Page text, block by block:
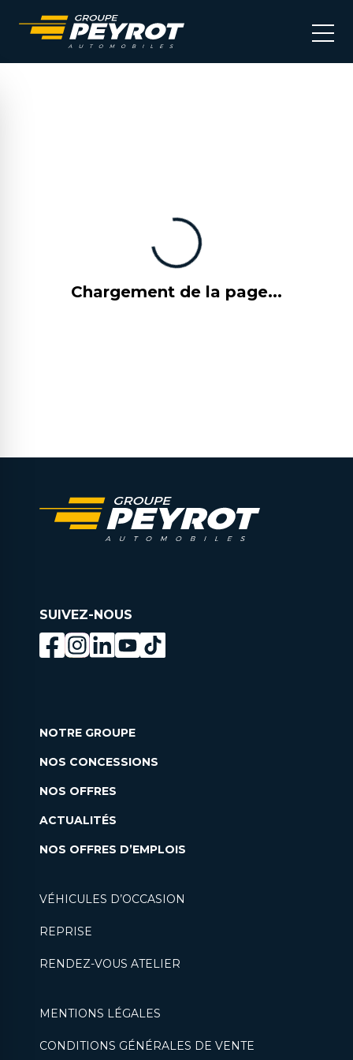
Chargement de la page...
SUIVEZ-NOUS
NOTRE GROUPE
NOS CONCESSIONS
NOS OFFRES
ACTUALITÉS
NOS OFFRES D’EMPLOIS
VÉHICULES D’OCCASION
REPRISE
RENDEZ-VOUS ATELIER
MENTIONS LÉGALES
CONDITIONS GÉNÉRALES DE VENTE